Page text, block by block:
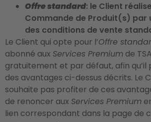
Offre standard: le Client
Commande de Produit(s) par
des conditions de vente
Le Client qui opte pour l’Offre
abonné aux Services Premium de
gratuitement et par défaut, afin qu’il
des avantages ci-dessus décrits. Le
souhaite pas profiter de ces
de renoncer aux Services Premium
lien correspondant dans la page de